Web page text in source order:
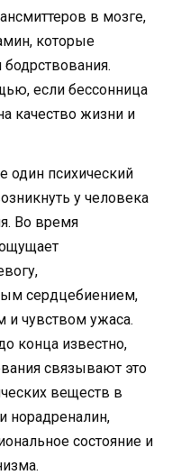
в мозге,
которые
если бессонница
качество жизни и
один психический
у человека
Во время
сердцебиением,
чувством ужаса.
конца известно,
связывают это
веществ в
норадреналин,
состояние и